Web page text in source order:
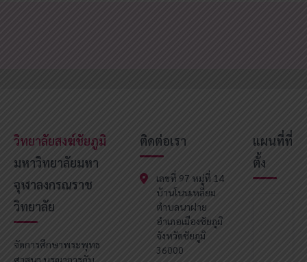
วิทยาลัยสงฆ์ชัยภูมิ
มหาวิทยาลัยมหา
จุฬาลงกรณราช
วิทยาลัย
จัดการศึกษาพระพุทธ
ศาสนา บูรณาการกับ
ติดต่อเรา
เลขที่ 97 หมู่ที่ 14
บ้านโนนเหลี่ยม
ตำบลนาฝาย
อำเภอเมืองชัยภูมิ
จังหวัดชัยภูมิ
36000
แผนที่ที่
ตั้ง